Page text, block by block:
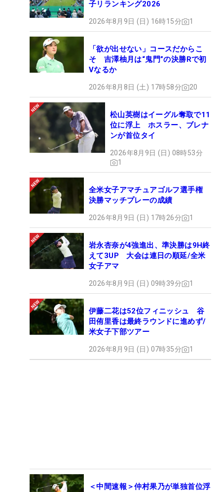
子リランキング2026
2026年8月9日 (日) 16時15分 1
「欲が出せない」コースだからこ
そ 吉澤柚月は“鬼門”の決勝Rで初
Vなるか
2026年8月8日 (土) 17時58分 20
松山英樹はイーグル奪取で11
位に浮上 ホスラー、ブレナ
ンが首位タイ
2026年8月9日 (日) 08時53分
1
全米女子アマチュアゴルフ選手権
決勝マッチプレーの成績
2026年8月9日 (日) 17時26分 1
岩永杏奈が4強進出、準決勝は9H終
えて3UP 大会は連日の順延/全米
女子アマ
2026年8月9日 (日) 09時39分 1
伊藤二花は52位フィニッシュ 谷
田侑里香は最終ラウンドに進めず/
米女子下部ツアー
2026年8月9日 (日) 07時35分 1
＜中間速報＞仲村果乃が単独首位浮